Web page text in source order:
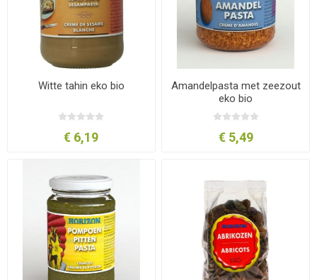
Witte tahin eko bio
€ 6,19
Amandelpasta met zeezout
eko bio
€ 5,49